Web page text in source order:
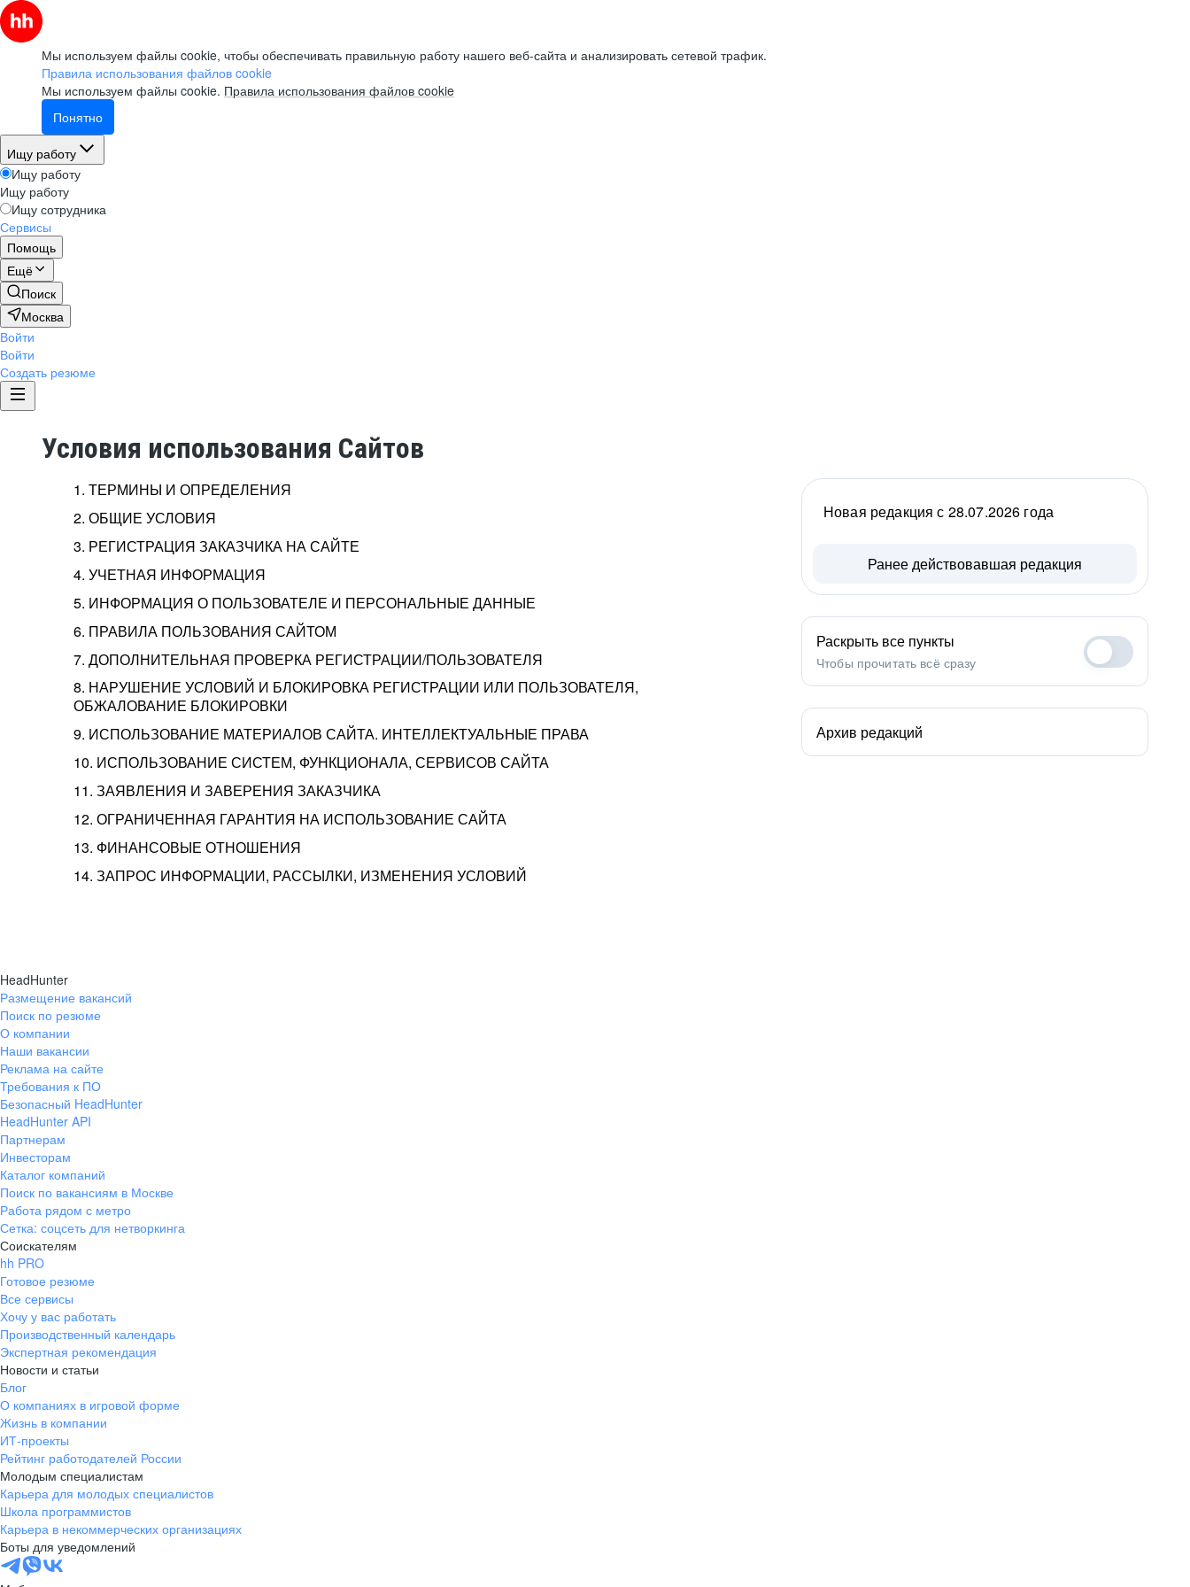
Мы используем файлы cookie, чтобы обеспечивать правильную работу нашего веб-сайта и анализировать сетевой трафик.
Правила использования файлов cookie
Мы используем файлы cookie. Правила использования файлов cookie
Понятно
Ищу работу
Ищу работу
Ищу работу
Ищу сотрудника
Сервисы
Помощь
Ещё
Поиск
Москва
Войти
Войти
Создать резюме
Условия использования Сайтов
1. ТЕРМИНЫ И ОПРЕДЕЛЕНИЯ
2. ОБЩИЕ УСЛОВИЯ
3. РЕГИСТРАЦИЯ ЗАКАЗЧИКА НА САЙТЕ
4. УЧЕТНАЯ ИНФОРМАЦИЯ
5. ИНФОРМАЦИЯ О ПОЛЬЗОВАТЕЛЕ И ПЕРСОНАЛЬНЫЕ ДАННЫЕ
6. ПРАВИЛА ПОЛЬЗОВАНИЯ САЙТОМ
7. ДОПОЛНИТЕЛЬНАЯ ПРОВЕРКА РЕГИСТРАЦИИ/ПОЛЬЗОВАТЕЛЯ
8. НАРУШЕНИЕ УСЛОВИЙ И БЛОКИРОВКА РЕГИСТРАЦИИ ИЛИ ПОЛЬЗОВАТЕЛЯ,
ОБЖАЛОВАНИЕ БЛОКИРОВКИ
9. ИСПОЛЬЗОВАНИЕ МАТЕРИАЛОВ САЙТА. ИНТЕЛЛЕКТУАЛЬНЫЕ ПРАВА
10. ИСПОЛЬЗОВАНИЕ СИСТЕМ, ФУНКЦИОНАЛА, СЕРВИСОВ САЙТА
11. ЗАЯВЛЕНИЯ И ЗАВЕРЕНИЯ ЗАКАЗЧИКА
12. ОГРАНИЧЕННАЯ ГАРАНТИЯ НА ИСПОЛЬЗОВАНИЕ САЙТА
13. ФИНАНСОВЫЕ ОТНОШЕНИЯ
14. ЗАПРОС ИНФОРМАЦИИ, РАССЫЛКИ, ИЗМЕНЕНИЯ УСЛОВИЙ
Новая редакция с 28.07.2026 года
Ранее действовавшая редакция
Раскрыть все пункты
Чтобы прочитать всё сразу
Архив редакций
HeadHunter
Размещение вакансий
Поиск по резюме
О компании
Наши вакансии
Реклама на сайте
Требования к ПО
Безопасный HeadHunter
HeadHunter API
Партнерам
Инвесторам
Каталог компаний
Поиск по вакансиям в Москве
Работа рядом с метро
Сетка: соцсеть для нетворкинга
Соискателям
hh PRO
Готовое резюме
Все сервисы
Хочу у вас работать
Производственный календарь
Экспертная рекомендация
Новости и статьи
Блог
О компаниях в игровой форме
Жизнь в компании
ИТ-проекты
Рейтинг работодателей России
Молодым специалистам
Карьера для молодых специалистов
Школа программистов
Карьера в некоммерческих организациях
Боты для уведомлений